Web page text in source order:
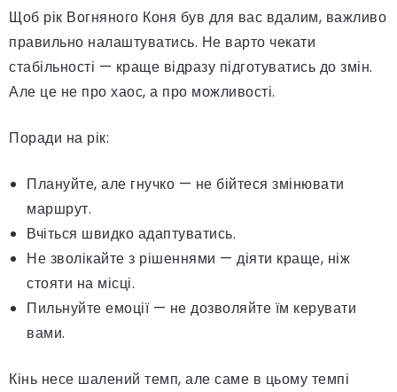
Щоб рік Вогняного Коня був для вас вдалим, важливо
правильно налаштуватись. Не варто чекати
стабільності — краще відразу підготуватись до змін.
Але це не про хаос, а про можливості.
Поради на рік:
Плануйте, але гнучко — не бійтеся змінювати
маршрут.
Вчіться швидко адаптуватись.
Не зволікайте з рішеннями — діяти краще, ніж
стояти на місці.
Пильнуйте емоції — не дозволяйте їм керувати
вами.
Кінь несе шалений темп, але саме в цьому темпі